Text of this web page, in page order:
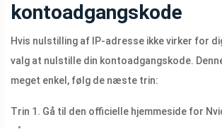
kontoadgangskode
Hvis nulstilling af IP-adresse ikke virker for
valg at nulstille din kontoadgangskode.
meget enkel, følg de næste trin:
Trin 1. Gå til den officielle hjemmeside for